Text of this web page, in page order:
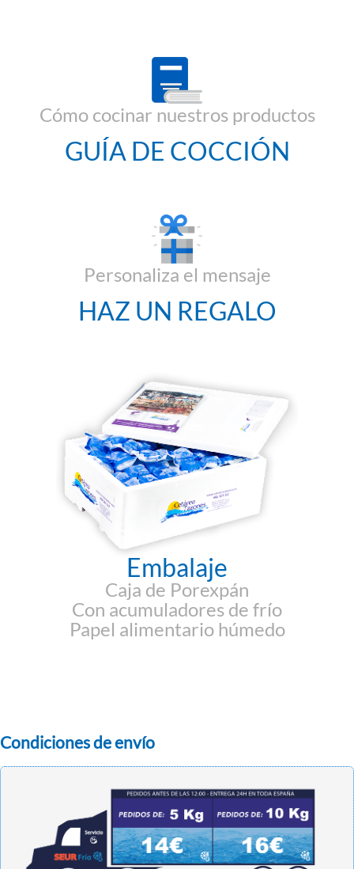
Cómo cocinar nuestros productos
GUÍA DE COCCIÓN
Personaliza el mensaje
HAZ UN REGALO
Embalaje
Caja de Porexpán
Con acumuladores de frío
Papel alimentario húmedo
Condiciones de envío